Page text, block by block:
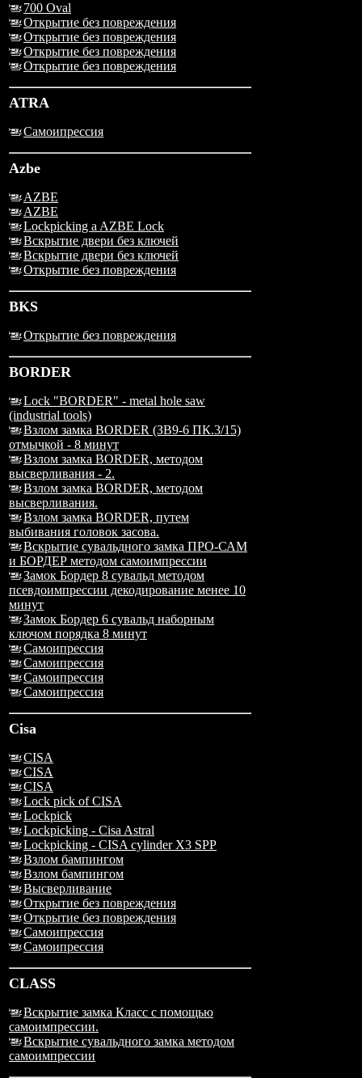
700 Oval
Открытие без повреждения
Открытие без повреждения
Открытие без повреждения
Открытие без повреждения
ATRA
Самоипрессия
Azbe
AZBE
AZBE
Lockpicking a AZBE Lock
Вскрытие двери без ключей
Вскрытие двери без ключей
Открытие без повреждения
BKS
Открытие без повреждения
BORDER
Lock "BORDER" - metal hole saw
(industrial tools)
Взлом замка BORDER (ЗВ9-6 ПК.3/15)
отмычкой - 8 минут
Взлом замка BORDER, методом
высверливания - 2.
Взлом замка BORDER, методом
высверливания.
Взлом замка BORDER, путем
выбивания головок засова.
Вскрытие сувальдного замка ПРО-САМ
и БОРДЕР методом самоимпрессии
Замок Бордер 8 сувальд методом
псевдоимпрессии декодирование менее 10
минут
Замок Бордер 6 сувальд наборным
ключом порядка 8 минут
Самоипрессия
Самоипрессия
Самоипрессия
Самоипрессия
Cisa
CISA
CISA
CISA
Lock pick of CISA
Lockpick
Lockpicking - Cisa Astral
Lockpicking - CISA cylinder X3 SPP
Взлом бампингом
Взлом бампингом
Высверливание
Открытие без повреждения
Открытие без повреждения
Самоипрессия
Самоипрессия
CLASS
Вскрытие замка Класс с помощью
самоимпрессии.
Вскрытие сувальдного замка методом
самоимпрессии